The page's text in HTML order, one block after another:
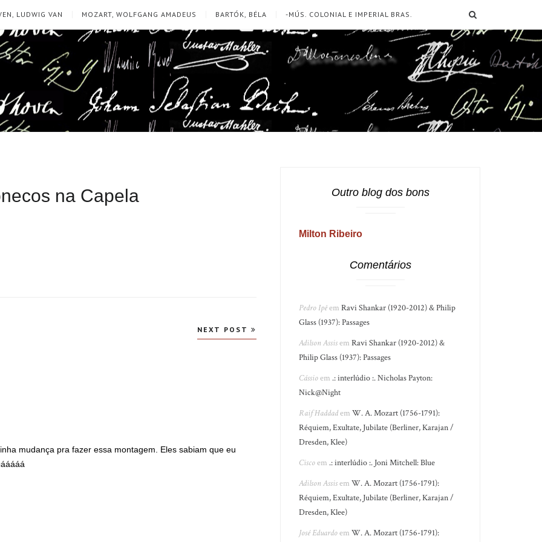
LUDWIG VAN MOZART, WOLFGANG AMADEUS BARTÓK, BÉLA -MÚS. COLONIAL E IMPERIAL BRAS.
na Capela
NEXT POST
mudança pra fazer essa montagem. Eles sabiam que eu
Outro blog dos bons
Milton Ribeiro
Comentários
Pedro IpêemRavi Shankar (1920-2012) & Philip
Glass (1937): Passages
Adilson AssisemRavi Shankar (1920-2012) &
Philip Glass (1937): Passages
Cássioem .: interlúdio :. Nicholas Payton:
Nick@Night
Raif HaddademW. A. Mozart (1756-1791):
Réquiem, Exultate, Jubilate (Berliner, Karajan /
Dresden, Klee)
Ciscoem .: interlúdio :. Joni Mitchell: Blue
Adilson AssisemW. A. Mozart (1756-1791):
Réquiem, Exultate, Jubilate (Berliner, Karajan /
Dresden, Klee)
José EduardoemW. A. Mozart (1756-1791):